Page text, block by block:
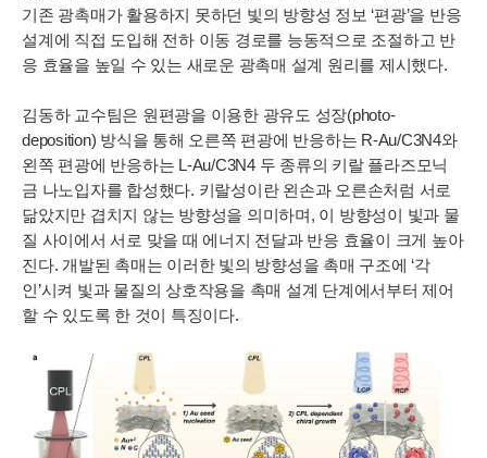
기존 광촉매가 활용하지 못하던 빛의 방향성 정보 ‘편광’을 반응
설계에 직접 도입해 전하 이동 경로를 능동적으로 조절하고 반
응 효율을 높일 수 있는 새로운 광촉매 설계 원리를 제시했다.
김동하 교수팀은 원편광을 이용한 광유도 성장(photo-
deposition) 방식을 통해 오른쪽 편광에 반응하는 R-Au/C3N4와
왼쪽 편광에 반응하는 L-Au/C3N4 두 종류의 키랄 플라즈모닉
금 나노입자를 합성했다. 키랄성이란 왼손과 오른손처럼 서로
닮았지만 겹치지 않는 방향성을 의미하며, 이 방향성이 빛과 물
질 사이에서 서로 맞을 때 에너지 전달과 반응 효율이 크게 높아
진다. 개발된 촉매는 이러한 빛의 방향성을 촉매 구조에 ‘각
인’시켜 빛과 물질의 상호작용을 촉매 설계 단계에서부터 제어
할 수 있도록 한 것이 특징이다.